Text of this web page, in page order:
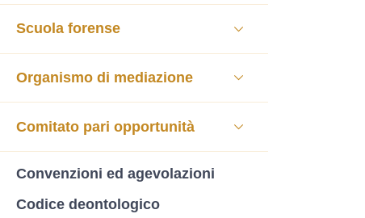
Scuola forense
Organismo di mediazione
Comitato pari opportunità
Convenzioni ed agevolazioni
Codice deontologico